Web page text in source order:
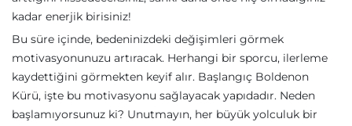
kadar enerjik birisiniz!
Bu süre içinde, bedeninizdeki değişimleri görmek
motivasyonunuzu artıracak. Herhangi bir sporcu, ilerleme
kaydettiğini görmekten keyif alır. Başlangıç Boldenon
Kürü, işte bu motivasyonu sağlayacak yapıdadır. Neden
başlamıyorsunuz ki? Unutmayın, her büyük yolculuk bir